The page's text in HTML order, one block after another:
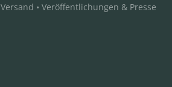
Versand • Veröffentlichungen & Presse